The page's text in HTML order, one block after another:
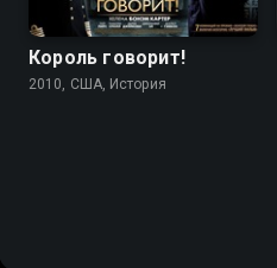
Король говорит!
2010, США, История